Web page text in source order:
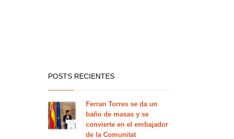
POSTS RECIENTES
Ferran Torres se da un
baño de masas y se
convierte en el embajador
de la Comunitat